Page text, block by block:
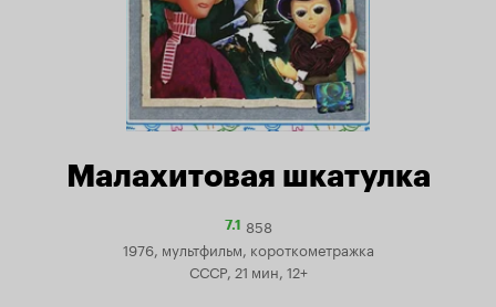
Малахитовая шкатулка
7.1Рейтинг
7.1
858
1976, мультфильм, короткометражка
СССР, 21 мин, 12+